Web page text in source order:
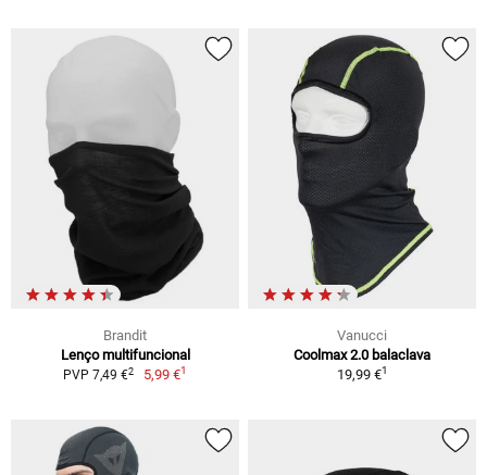
Brandit
Lenço multifuncional
PVP 7,49 €2 5,99 €1
Vanucci
Coolmax 2.0 balaclava
19,99 €1